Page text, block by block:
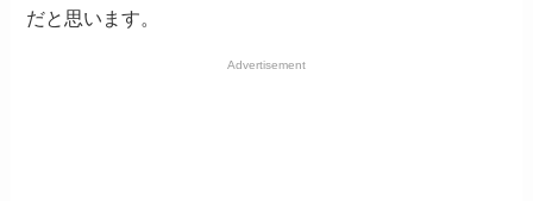
だと思います。
Advertisement